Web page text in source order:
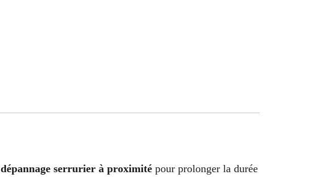
dépannage serrurier à proximité pour prolonger la durée